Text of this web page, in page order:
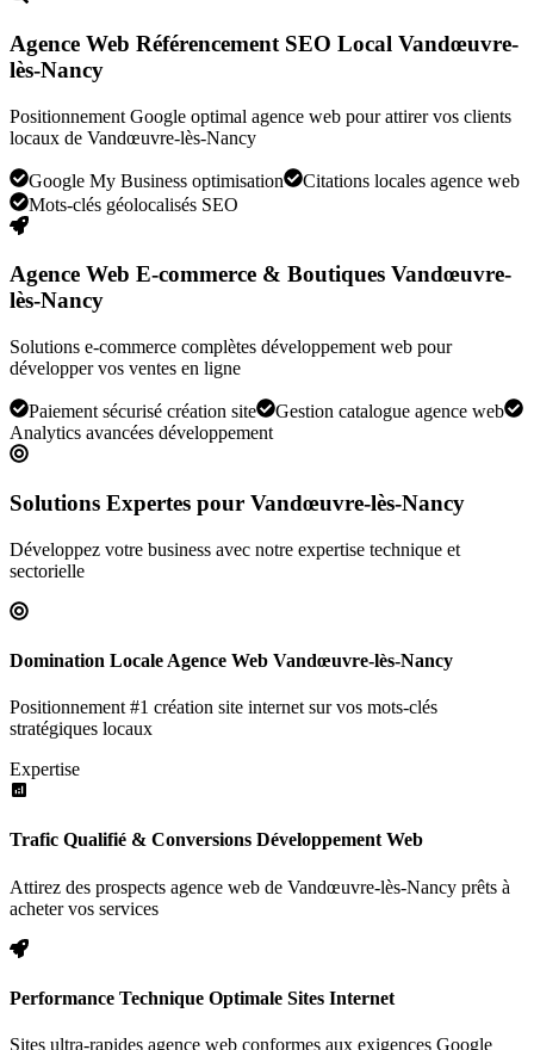
Agence Web Référencement SEO Local Vandœuvre-
lès-Nancy
Positionnement Google optimal agence web pour attirer vos clients
locaux de Vandœuvre-lès-Nancy
Google My Business optimisation
Citations locales agence web
Mots-clés géolocalisés SEO
Agence Web E-commerce & Boutiques Vandœuvre-
lès-Nancy
Solutions e-commerce complètes développement web pour
développer vos ventes en ligne
Paiement sécurisé création site
Gestion catalogue agence web
Analytics avancées développement
Solutions Expertes pour Vandœuvre-lès-Nancy
Développez votre business avec notre expertise technique et
sectorielle
Domination Locale Agence Web Vandœuvre-lès-Nancy
Positionnement #1 création site internet sur vos mots-clés
stratégiques locaux
Expertise
Trafic Qualifié & Conversions Développement Web
Attirez des prospects agence web de Vandœuvre-lès-Nancy prêts à
acheter vos services
Performance Technique Optimale Sites Internet
Sites ultra-rapides agence web conformes aux exigences Google